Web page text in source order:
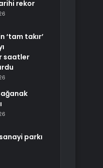
rekor
‘tam takır’
saatler
parkı